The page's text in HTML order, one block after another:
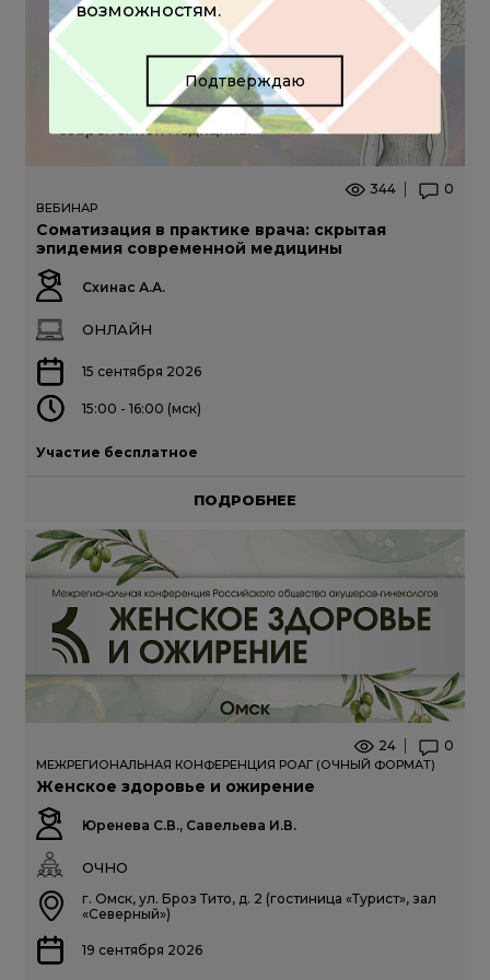
344 0
ВЕБИНАР
Соматизация в практике врача: скрытая
эпидемия современной медицины
Схинас А.А.
ОНЛАЙН
15 сентября 2026
15:00 - 16:00 (мск)
Участие бесплатное
ПОДРОБНЕЕ
24 0
МЕЖРЕГИОНАЛЬНАЯ КОНФЕРЕНЦИЯ РОАГ (ОЧНЫЙ ФОРМАТ)
Женское здоровье и ожирение
Юренева С.В., Савельева И.В.
ОЧНО
г. Омск, ул. Броз Тито, д. 2 (гостиница «Турист», зал
«Северный»)
19 сентября 2026
возможностям.
Подтверждаю